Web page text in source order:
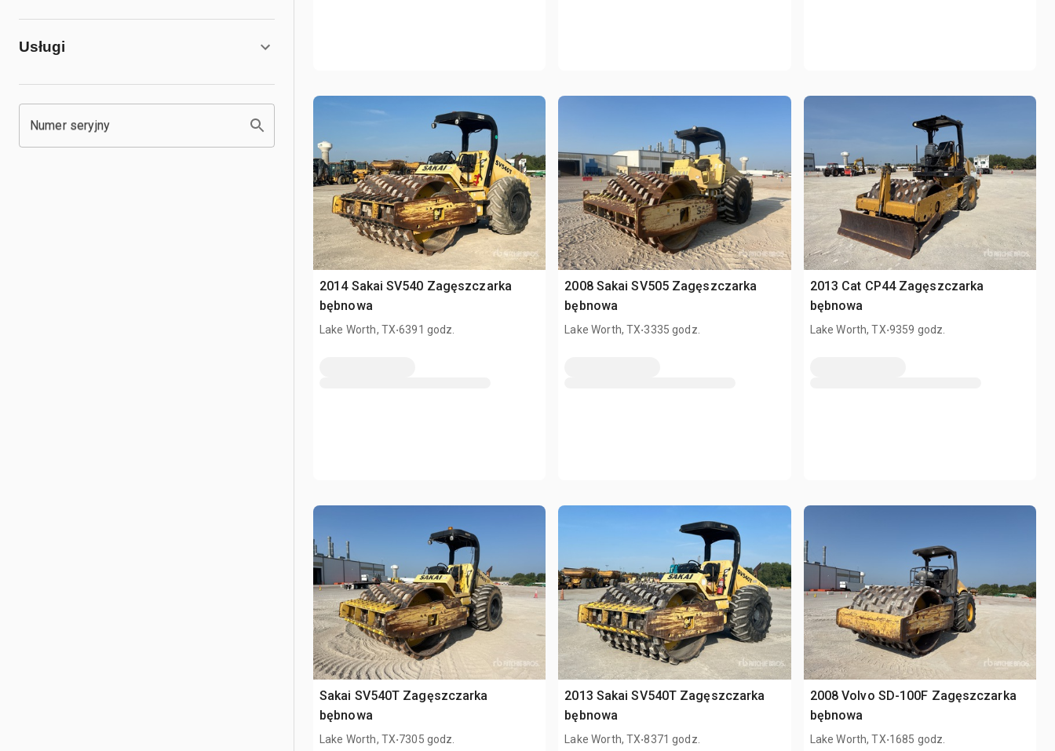
Usługi
Numer seryjny
2014 Sakai SV540 Zagęszczarka
bębnowa
Lake Worth, TX.6391 godz.
2008 Sakai SV505 Zagęszczarka
bębnowa
Lake Worth, TX.3335 godz.
2013 Cat CP44 Zagęszczarka
bębnowa
Lake Worth, TX.9359 godz.
Sakai SV540T Zagęszczarka
bębnowa
Lake Worth, TX.7305 godz.
2013 Sakai SV540T Zagęszczarka
bębnowa
Lake Worth, TX.8371 godz.
2008 Volvo SD-100F Zagęszczarka
bębnowa
Lake Worth, TX.1685 godz.